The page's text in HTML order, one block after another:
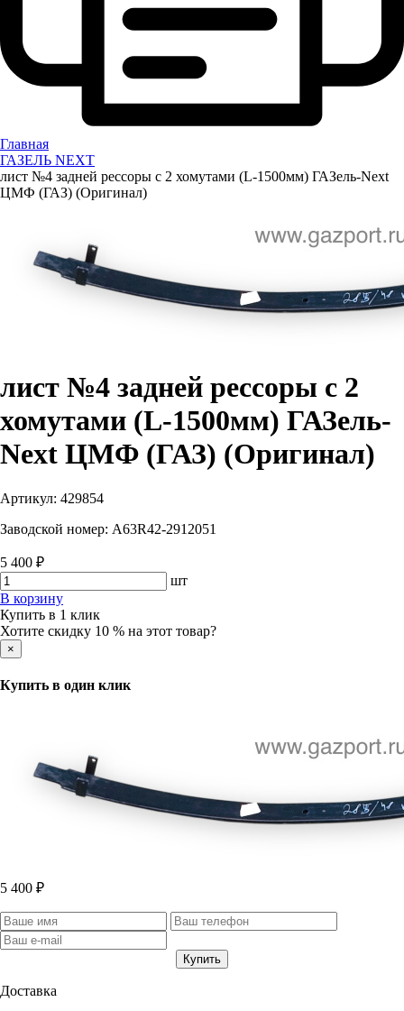
Главная
ГАЗЕЛЬ NEXT
лист №4 задней рессоры с 2 хомутами (L-1500мм) ГАЗель-Next
ЦМФ (ГАЗ) (Оригинал)
лист №4 задней рессоры с 2
хомутами (L-1500мм) ГАЗель-
Next ЦМФ (ГАЗ) (Оригинал)
Артикул: 429854
Заводской номер: A63R42-2912051
5 400 ₽
шт
В корзину
Купить в 1 клик
Хотите скидку 10 % на этот товар?
×
Купить в один клик
5 400 ₽
Доставка